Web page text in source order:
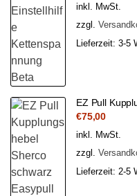
inkl. MwSt.
zzgl.
Lieferzeit: 3-5
EZ Pull
€75,00
inkl. MwSt.
zzgl.
Lieferzeit: 2-5